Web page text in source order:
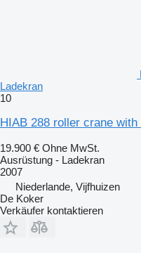
Ladekran
10
HIAB 288 roller crane with
19.900 € Ohne MwSt.
Ausrüstung - Ladekran
2007
Niederlande, Vijfhuizen
De Koker
Verkäufer kontaktieren